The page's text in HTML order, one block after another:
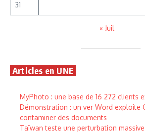
31
« Juil
Articles en UNE
MyPhoto : une base de 16 272 clients
Démonstration : un ver Word exploite
contaminer des documents
Taïwan teste une perturbation